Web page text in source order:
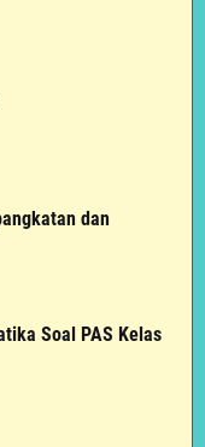
dan
Soal PAS Kelas